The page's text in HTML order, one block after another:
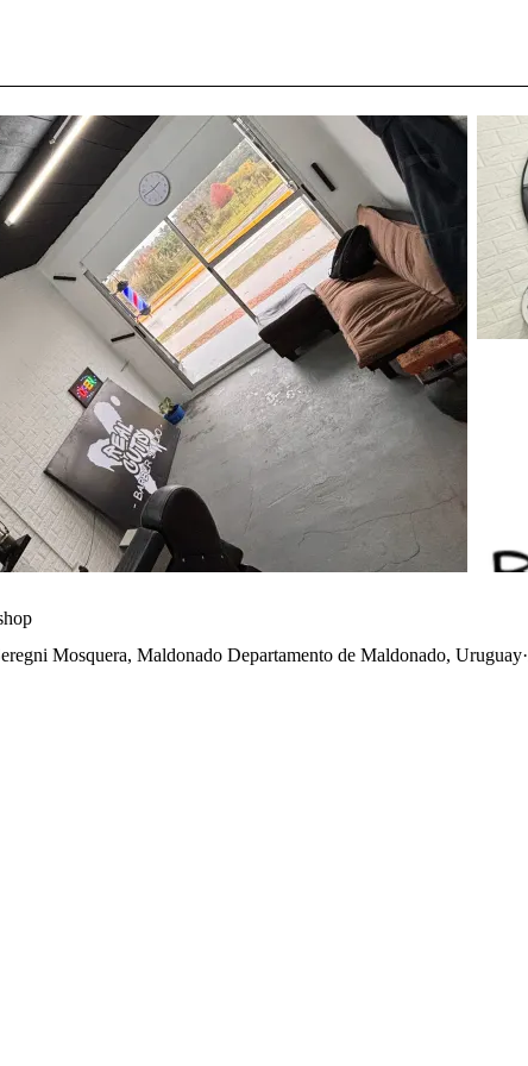
Mosquera, Maldonado Departamento de Maldonado, Uruguay·